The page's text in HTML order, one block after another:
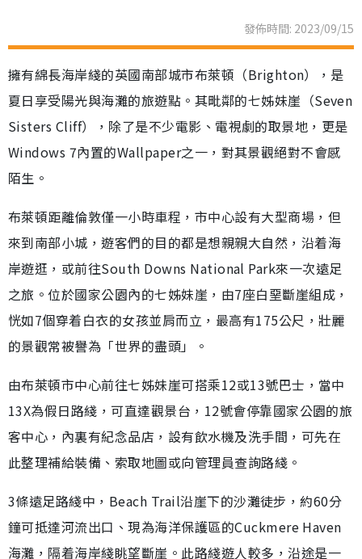
發佈時間: 2023/09/15
擁有綿長海岸綫的英國南部城市布萊頓（Brighton），是
夏日享受陽光與海灘的旅遊點。其毗鄰的七姊妹崖（Seven
Sisters Cliff），除了是不少電影、電視劇的取景地，更是
Windows 7內置的Wallpaper之一，對其景觀絕對不會感
陌生。
布萊頓距離倫敦僅一小時車程，市中心設有大型商場，但
來到南部小城，遊客們的目的都是想親親大自然，沿着海
岸遊逛，或前往South Downs National Park來一次遠足
之旅。位於國家公園內的七姊妹崖，由7座白堊斷崖組成，
恍如7個穿着白衣的女孩並肩而立，最高有175公尺，壯麗
的景觀常被譽為「世界的盡頭」。
由布萊頓市中心前往七姊妹崖可搭乘12或13號巴士，當中
13X為假日路綫，可直達觀景台，12號會停靠國家公園的旅
客中心，內裏有紀念品店，設有飲水機及洗手間，可先在
此整理補給裝備、索取地圖或向管理員查詢路綫。
3條遠足路綫中，Beach Trail沿崖下的沙灘徒步，約60分
鐘可抵達河流出口、現為海洋保護區的Cuckmere Haven
海灘，隔着海岸綫眺望斷崖。此路綫遊人較多，沿途是一